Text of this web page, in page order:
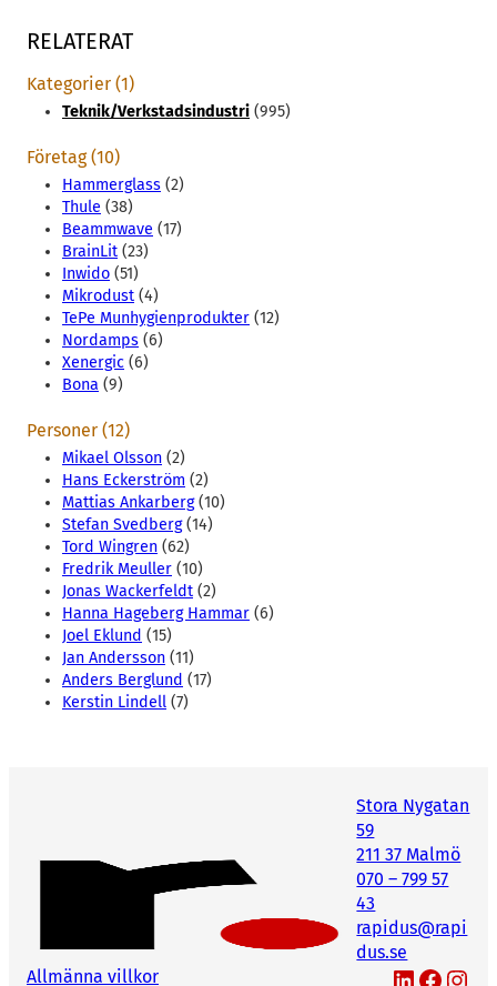
RELATERAT
Kategorier (1)
Teknik/Verkstadsindustri (995)
Företag (10)
Hammerglass (2)
Thule (38)
Beammwave (17)
BrainLit (23)
Inwido (51)
Mikrodust (4)
TePe Munhygienprodukter (12)
Nordamps (6)
Xenergic (6)
Bona (9)
Personer (12)
Mikael Olsson (2)
Hans Eckerström (2)
Mattias Ankarberg(10)
Stefan Svedberg(14)
Tord Wingren (62)
Fredrik Meuller (10)
Jonas Wackerfeldt (2)
Hanna Hageberg Hammar (6)
Joel Eklund (15)
Jan Andersson (11)
Anders Berglund (17)
Kerstin Lindell (7)
Stora Nygatan
59
211 37 Malmö
070 – 799 57
43
rapidus@rapi
dus.se
Allmänna villkor
LinkedIn Facebook Instagram